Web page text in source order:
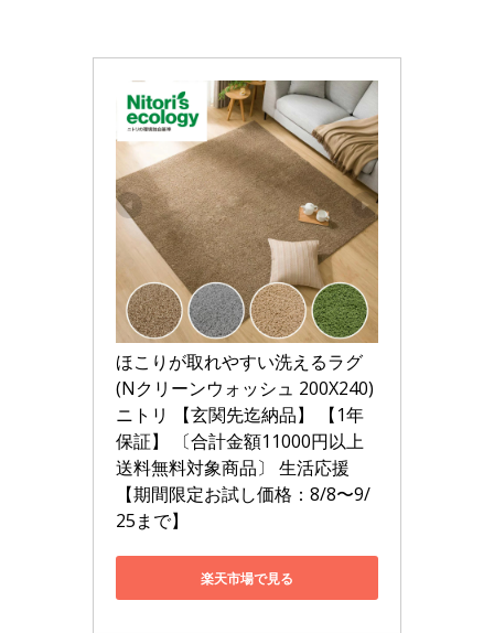
ほこりが取れやすい洗えるラグ
(Nクリーンウォッシュ 200X240)
ニトリ 【玄関先迄納品】 【1年
保証】 〔合計金額11000円以上
送料無料対象商品〕 生活応援
【期間限定お試し価格：8/8〜9/
25まで】
楽天市場で見る